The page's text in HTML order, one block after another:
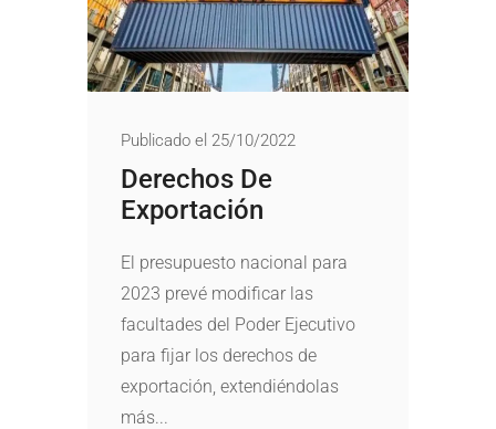
Publicado el 25/10/2022
Derechos De
Exportación
El presupuesto nacional para
2023 prevé modificar las
facultades del Poder Ejecutivo
para fijar los derechos de
exportación, extendiéndolas
más...